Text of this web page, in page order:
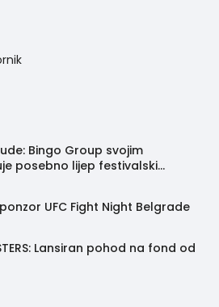
Bingo Group svojim
posebno lijep festivalski
UFC Fight Night Belgrade
Lansiran pohod na fond od